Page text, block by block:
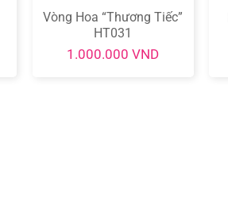
Vòng Hoa “Thương Tiếc”
HT031
1.000.000VND